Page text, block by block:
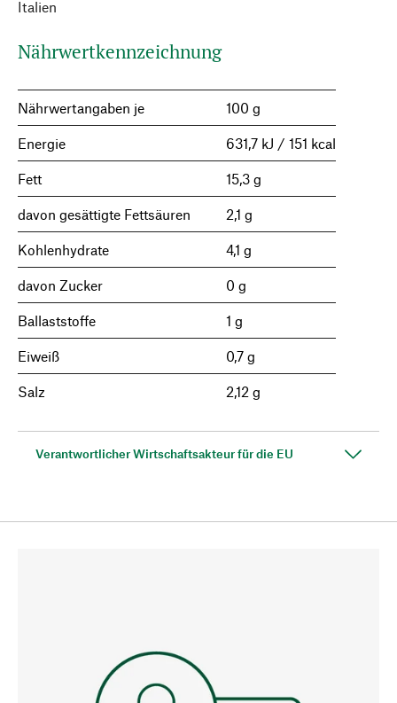
Italien
Nährwertkennzeichnung
Nährwertangaben je 100 g
Energie 631,7 kJ / 151 kcal
Fett 15,3 g
davon gesättigte Fettsäuren 2,1 g
Kohlenhydrate 4,1 g
davon Zucker 0 g
Ballaststoffe 1 g
Eiweiß 0,7 g
Salz 2,12 g
Verantwortlicher Wirtschaftsakteur für die EU